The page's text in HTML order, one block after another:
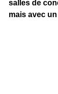
salles de
mais avec